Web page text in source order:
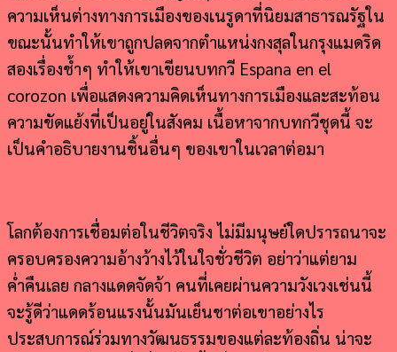
ความเห็นต่างทางการเมืองของเนรูดาที่นิยมสาธารณรัฐใน
ขณะนั้นทำให้เขาถูกปลดจากตำแหน่งกงสุลในกรุงแมดริด
สองเรื่องช้ำๆ ทำให้เขาเขียนบทกวี Espana en el
corozon เพื่อแสดงความคิดเห็นทางการเมืองและสะท้อน
ความขัดแย้งที่เป็นอยู่ในสังคม เนื้อหาจากบทกวีชุดนี้ จะ
เป็นคำอธิบายงานชิ้นอื่นๆ ของเขาในเวลาต่อมา
โลกต้องการเชื่อมต่อในชีวิตจริง ไม่มีมนุษย์ใดปรารถนาจะ
ครอบครองความอ้างว้างไว้ในใจชั่วชีวิต อย่าว่าแต่ยาม
ค่ำคืนเลย กลางแดดจัดจ้า คนที่เคยผ่านความวังเวงเช่นนี้
จะรู้ดีว่าแดดร้อนแรงนั้นมันเย็นชาต่อเขาอย่างไร
ประสบการณ์ร่วมทางวัฒนธรรมของแต่ละท้องถิ่น น่าจะ